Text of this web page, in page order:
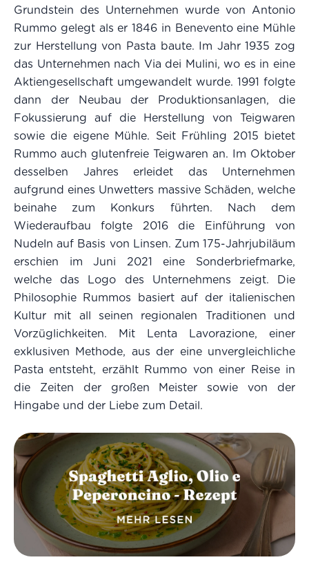
Grundstein des Unternehmen wurde von Antonio
Rummo gelegt als er 1846 in Benevento eine Mühle
zur Herstellung von Pasta baute. Im Jahr 1935 zog
das Unternehmen nach Via dei Mulini, wo es in eine
Aktiengesellschaft umgewandelt wurde. 1991 folgte
dann der Neubau der Produktionsanlagen, die
Fokussierung auf die Herstellung von Teigwaren
sowie die eigene Mühle. Seit Frühling 2015 bietet
Rummo auch glutenfreie Teigwaren an. Im Oktober
desselben Jahres erleidet das Unternehmen
aufgrund eines Unwetters massive Schäden, welche
beinahe zum Konkurs führten. Nach dem
Wiederaufbau folgte 2016 die Einführung von
Nudeln auf Basis von Linsen. Zum 175-Jahrjubiläum
erschien im Juni 2021 eine Sonderbriefmarke,
welche das Logo des Unternehmens zeigt. Die
Philosophie Rummos basiert auf der italienischen
Kultur mit all seinen regionalen Traditionen und
Vorzüglichkeiten. Mit Lenta Lavorazione, einer
exklusiven Methode, aus der eine unvergleichliche
Pasta entsteht, erzählt Rummo von einer Reise in
die Zeiten der großen Meister sowie von der
Hingabe und der Liebe zum Detail.